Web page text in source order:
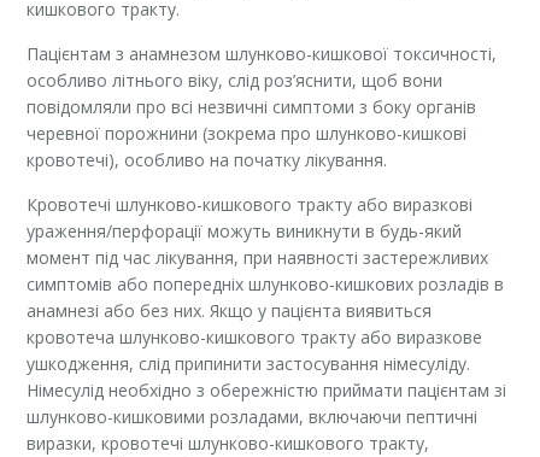
кишкового тракту.
Пацієнтам з анамнезом шлунково-кишкової токсичності,
особливо літнього віку, слід роз’яснити, щоб вони
повідомляли про всі незвичні симптоми з боку органів
черевної порожнини (зокрема про шлунково-кишкові
кровотечі), особливо на початку лікування.
Кровотечі шлунково-кишкового тракту або виразкові
ураження/перфорації можуть виникнути в будь-який
момент під час лікування, при наявності застережливих
симптомів або попередніх шлунково-кишкових розладів в
анамнезі або без них. Якщо у пацієнта виявиться
кровотеча шлунково-кишкового тракту або виразкове
ушкодження, слід припинити застосування німесуліду.
Німесулід необхідно з обережністю приймати пацієнтам зі
шлунково-кишковими розладами, включаючи пептичні
виразки, кровотечі шлунково-кишкового тракту,